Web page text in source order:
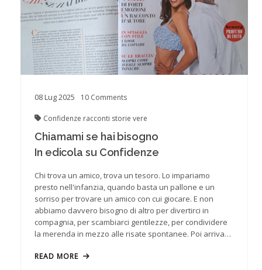
08Lug2025 10 Comments
Confidenze racconti storie vere
Chiamami se hai bisogno
In edicola su Confidenze
Chi trova un amico, trova un tesoro. Lo impariamo
presto nell'infanzia, quando basta un pallone e un
sorriso per trovare un amico con cui giocare. E non
abbiamo davvero bisogno di altro per divertirci in
compagnia, per scambiarci gentilezze, per condividere
la merenda in mezzo alle risate spontanee. Poi arriva…
READ MORE